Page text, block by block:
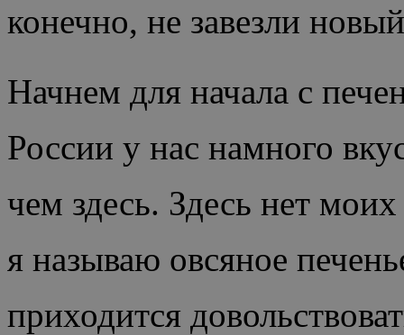
конечно, не завезли
Начнем для начала с
России у нас намного
чем здесь. Здесь нет
я называю овсяное
приходится